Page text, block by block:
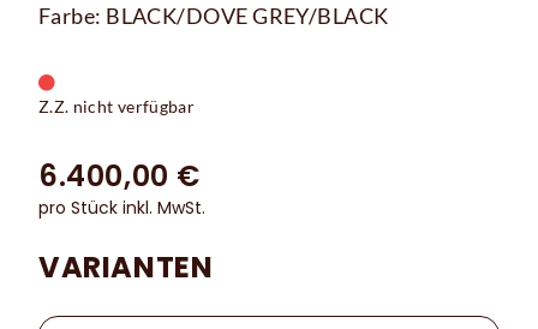
Farbe: BLACK/DOVE GREY/BLACK
Z.Z. nicht verfügbar
6.400,00 €
pro Stück inkl. MwSt.
VARIANTEN